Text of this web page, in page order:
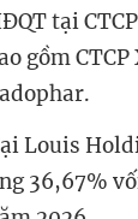
tại
gồm
Louis
36,67%